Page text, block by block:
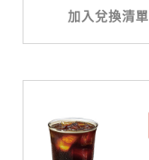
加入兌換清單